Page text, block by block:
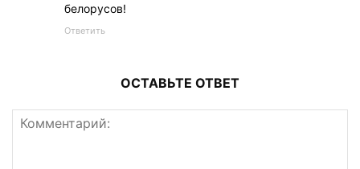
белорусов!
Ответить
ОСТАВЬТЕ ОТВЕТ